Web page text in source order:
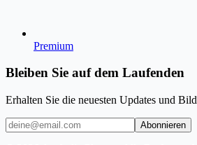
Premium
Bleiben Sie auf dem Laufenden
Erhalten Sie die neuesten Updates und
Abonnieren